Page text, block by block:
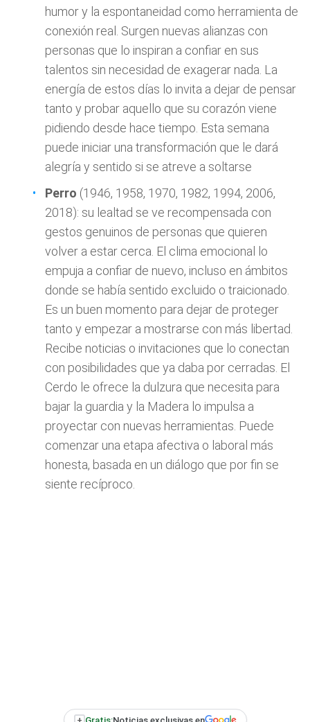
humor y la espontaneidad como herramienta de
conexión real. Surgen nuevas alianzas con
personas que lo inspiran a confiar en sus
talentos sin necesidad de exagerar nada. La
energía de estos días lo invita a dejar de pensar
tanto y probar aquello que su corazón viene
pidiendo desde hace tiempo. Esta semana
puede iniciar una transformación que le dará
alegría y sentido si se atreve a soltarse
Perro (1946, 1958, 1970, 1982, 1994, 2006,
2018): su lealtad se ve recompensada con
gestos genuinos de personas que quieren
volver a estar cerca. El clima emocional lo
empuja a confiar de nuevo, incluso en ámbitos
donde se había sentido excluido o traicionado.
Es un buen momento para dejar de proteger
tanto y empezar a mostrarse con más libertad.
Recibe noticias o invitaciones que lo conectan
con posibilidades que ya daba por cerradas. El
Cerdo le ofrece la dulzura que necesita para
bajar la guardia y la Madera lo impulsa a
proyectar con nuevas herramientas. Puede
comenzar una etapa afectiva o laboral más
honesta, basada en un diálogo que por fin se
siente recíproco.
+ Gratis:Noticias exclusivas en